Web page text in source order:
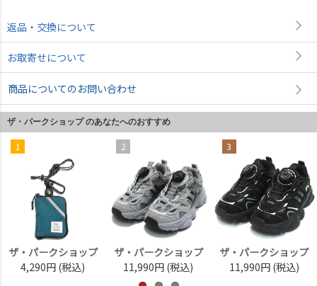
返品・交換について
お取寄せについて
商品についてのお問い合わせ
ザ・パークショップ のあなたへのおすすめ
1
ザ・パークショップ
4,290円 (税込)
2
ザ・パークショップ
11,990円 (税込)
3
ザ・パークショップ
11,990円 (税込)